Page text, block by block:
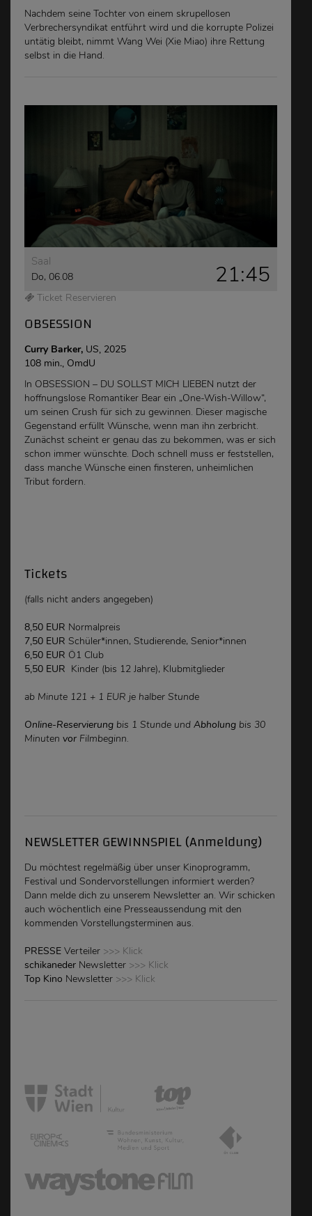
Nachdem seine Tochter von einem skrupellosen
Verbrechersyndikat entführt wird und die korrupte Polizei
untätig bleibt, nimmt Wang Wei (Xie Miao) ihre Rettung
selbst in die Hand.
Saal
Do, 06.08 21:45
Ticket Reservieren
OBSESSION
Curry Barker, US, 2025
108 min., OmdU
In OBSESSION – DU SOLLST MICH LIEBEN nutzt der
hoffnungslose Romantiker Bear ein „One-Wish-Willow“,
um seinen Crush für sich zu gewinnen. Dieser magische
Gegenstand erfüllt Wünsche, wenn man ihn zerbricht.
Zunächst scheint er genau das zu bekommen, was er sich
schon immer wünschte. Doch schnell muss er feststellen,
dass manche Wünsche einen finsteren, unheimlichen
Tribut fordern.
Tickets
(falls nicht anders angegeben)
8,50 EUR Normalpreis
7,50 EUR Schüler*innen, Studierende, Senior*innen
6,50 EUR Ö1 Club
5,50 EUR Kinder (bis 12 Jahre), Klubmitglieder
ab Minute 121 + 1 EUR je halber Stunde
Online-Reservierung bis 1 Stunde und Abholung bis 30
Minuten vor Filmbeginn.
NEWSLETTER GEWINNSPIEL (Anmeldung)
Du möchtest regelmäßig über unser Kinoprogramm,
Festival und Sondervorstellungen informiert werden?
Dann melde dich zu unserem Newsletter an. Wir schicken
auch wöchentlich eine Presseaussendung mit den
kommenden Vorstellungsterminen aus.
PRESSE Verteiler >>> Klick
schikaneder Newsletter >>> Klick
Top Kino Newsletter >>> Klick